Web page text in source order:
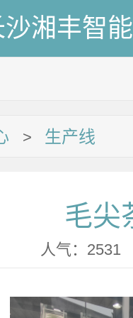
沙湘丰智
> 生产线
毛尖
人气：2531